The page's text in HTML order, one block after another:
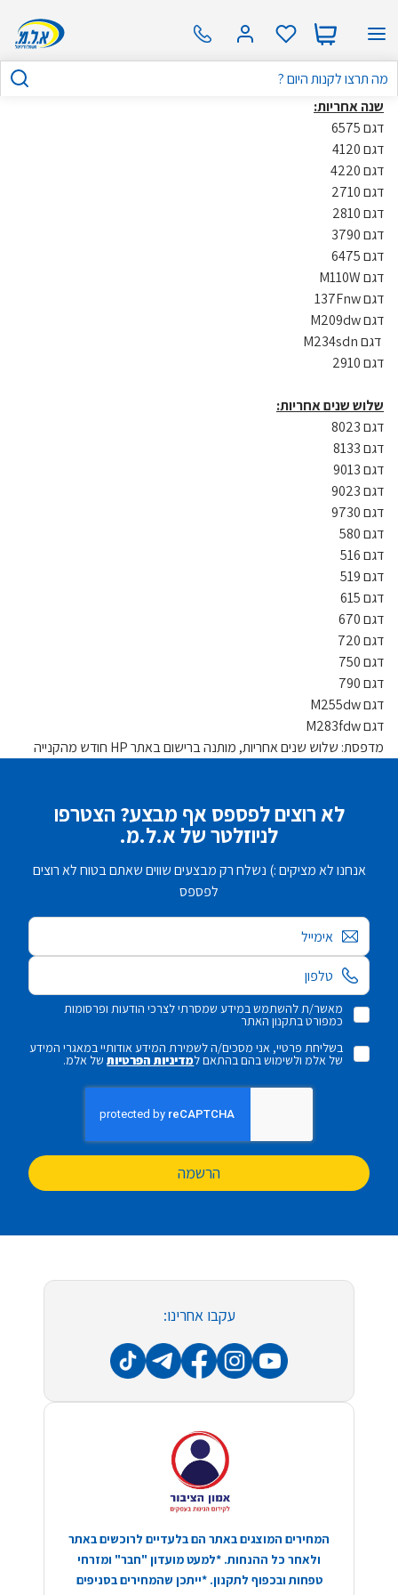
שנה אחריות:
דגם 6575
דגם 4120
דגם 4220
דגם 2710
דגם 2810
דגם 3790
דגם 6475
דגם M110W
דגם 137Fnw
דגם M209dw
דגם M234sdn
דגם 2910
שלוש שנים אחריות:
דגם 8023
דגם 8133
דגם 9013
דגם 9023
דגם 9730
דגם 580
דגם 516
דגם 519
דגם 615
דגם 670
דגם 720
דגם 750
דגם 790
דגם M255dw
דגם M283fdw
מדפסת: שלוש שנים אחריות, מותנה ברישום באתר HP חודש מהקנייה
לא רוצים לפספס אף מבצע? הצטרפו
לניוזלטר של א.ל.מ.
אנחנו לא מציקים :) נשלח רק מבצעים שווים שאתם בטוח לא רוצים
לפספס
אימייל
מאשר/ת להשתמש במידע שמסרתי לצרכי הודעות ופרסומות
כמפורט בתקנון האתר
בשליחת פרטיי, אני מסכים/ה לשמירת המידע אודותיי במאגרי המידע
של אלמ ולשימוש בהם בהתאם למדיניות הפרטיותשל אלמ.
הרשמה
עקבו אחרינו:
המחירים המוצגים באתר הם בלעדיים לרוכשים באתר
ולאחר כל ההנחות. *למעט מועדון "חבר" ומזרחי
טפחות ובכפוף לתקנון. *ייתכן שהמחירים בסניפים